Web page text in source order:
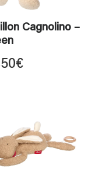
Cagnolino –
€